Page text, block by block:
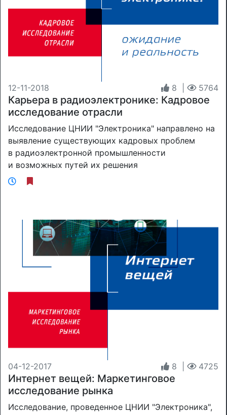
12-11-2018 8 5764
Карьера в радиоэлектронике: Кадровое
исследование отрасли
Исследование ЦНИИ "Электроника" направлено на
выявление существующих кадровых проблем
в радиоэлектронной промышленности
и возможных путей их решения
04-12-2017 8 4725
Интернет вещей: Маркетинговое
исследование рынка
Исследование, проведенное ЦНИИ "Электроника",